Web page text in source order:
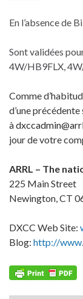
En l’absence de
Sont validées
4W/HB9FLX,
Comme
d’une
à
jour de votre
ARRL – The
225 Main Street
Newington, CT
DXCC Web Site:
Blog: http://